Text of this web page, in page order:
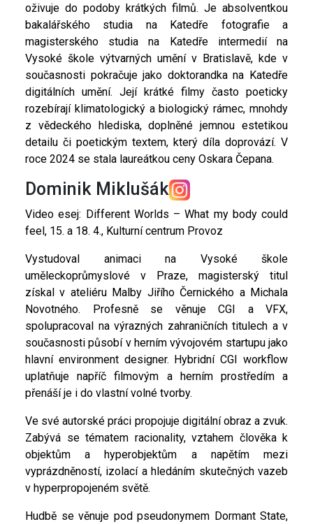
oživuje do podoby krátkých filmů. Je absolventkou
bakalářského studia na Katedře fotografie a
magisterského studia na Katedře intermedií na
Vysoké škole výtvarných umění v Bratislavě, kde v
současnosti pokračuje jako doktorandka na Katedře
digitálních umění. Její krátké filmy často poeticky
rozebírají klimatologický a biologický rámec, mnohdy
z vědeckého hlediska, doplněné jemnou estetikou
detailu či poetickým textem, který díla doprovází. V
roce 2024 se stala laureátkou ceny Oskara Čepana.
Dominik Miklušák
Video esej: Different Worlds – What my body could
feel, 15. a 18. 4., Kulturní centrum Provoz
Vystudoval animaci na Vysoké škole
uměleckoprůmyslové v Praze, magisterský titul
získal v ateliéru Malby Jiřího Černického a Michala
Novotného. Profesně se věnuje CGI a VFX,
spolupracoval na výrazných zahraničních titulech a v
současnosti působí v herním vývojovém startupu jako
hlavní environment designer. Hybridní CGI workflow
uplatňuje napříč filmovým a herním prostředím a
přenáší je i do vlastní volné tvorby.
Ve své autorské práci propojuje digitální obraz a zvuk.
Zabývá se tématem racionality, vztahem člověka k
objektům a hyperobjektům a napětím mezi
vyprázdněností, izolací a hledáním skutečných vazeb
v hyperpropojeném světě.
Hudbě se věnuje pod pseudonymem Dormant State,